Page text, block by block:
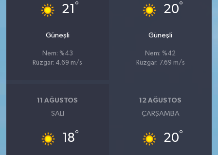
21 °
Güneşli
Nem: %43
Rüzgar: 4.69 m/s
20°
Güneşli
Nem: %42
Rüzgar: 7.69 m/s
11 AĞUSTOS
SALI
18°
12 AĞUSTOS
ÇARŞAMBA
20°